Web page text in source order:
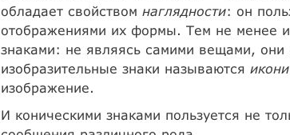
обладает свойством наглядности: он
отображениями их формы. Тем не менее
знаками: не являясь самими вещами, они
изобразительные знаки называются
изображение.
И коническими знаками пользуется не